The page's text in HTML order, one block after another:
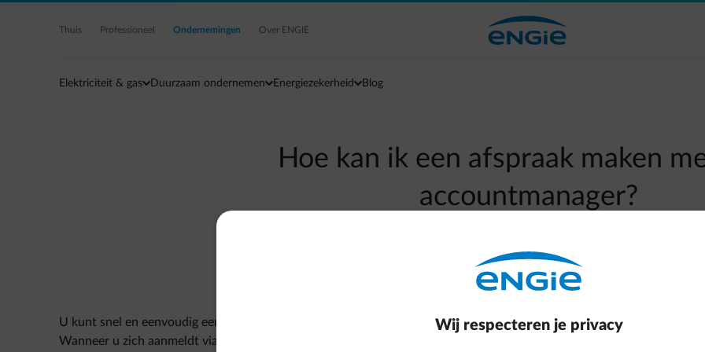
Ga naar de hoofdinhoud
Thuis Professioneel Ondernemingen Over ENGIE
Elektriciteit & gas Duurzaam ondernemen Energiezekerheid Blog
Hoe kan ik een afspraak maken
accountmanager?
Naar alle meestgestelde vragen
U kunt snel en eenvoudig een afspraak maken via het online contactformulier voor ondernemingen en openbare
Wanneer u zich aanmeldt via het formulier en vervolgens uw aanvraag verstuurt, komt dat onmiddellijk bij de juiste
Wij respecteren je privacy